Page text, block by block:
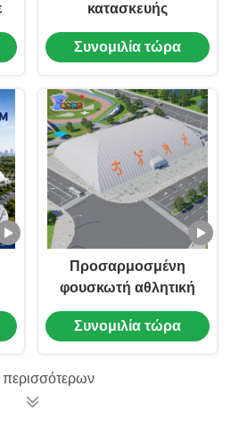
κατασκευής
μεμβράνης μεγάλου
ανοίγματος για
αίθουσα μπάσκετ και
κέντρο μπάντμιντον
Συνομιλία τώρα
Προσαρμοσμένη
φουσκωτή αθλητική
σκηνή πισίνας
φουσκωτή
κατασκευή
Συνομιλία τώρα
περισσότερων